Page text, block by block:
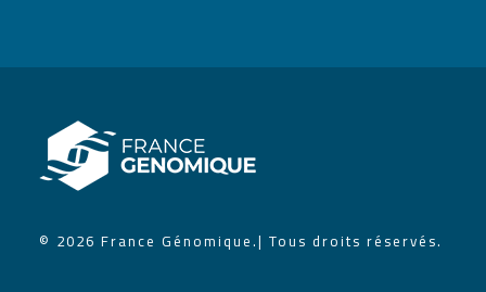
© 2026 France Génomique.| Tous droits réservés.